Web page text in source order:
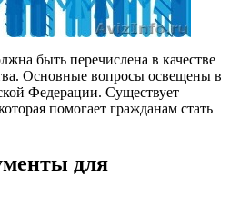
быть перечислена в качестве
Основные вопросы освещены в
Федерации. Существует
помогает гражданам стать
для